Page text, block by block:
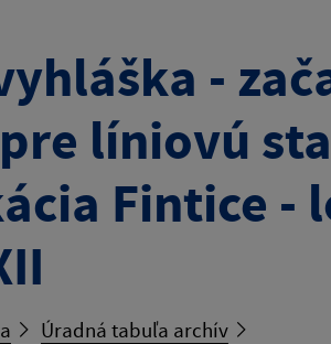
-
líniovú
Fintice -
Úradná tabuľa archív